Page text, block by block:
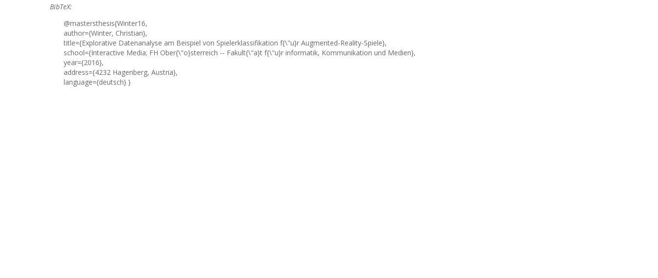
BibTeX:
@mastersthesis{Winter16,
author={Winter, Christian},
title={Explorative Datenanalyse am Beispiel von Spielerklassifikation f{\"u}r Augmented-Reality-Spiele},
school={Interactive Media; FH Ober{\"o}sterreich -- Fakult{\"a}t f{\"u}r informatik, Kommunikation und Medien},
year={2016},
address={4232 Hagenberg, Austria},
language={deutsch} }